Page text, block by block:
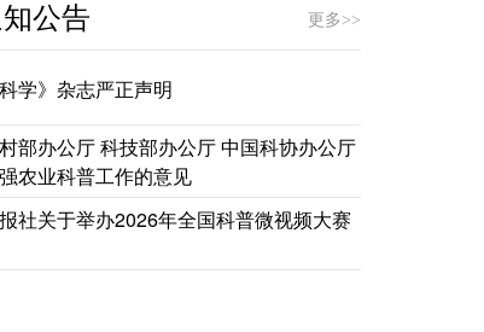
公告 更多>>
科学》杂志严正声明
部办公厅 科技部办公厅 中国科协办公厅
农业科普工作的意见
社关于举办2026年全国科普微视频大赛